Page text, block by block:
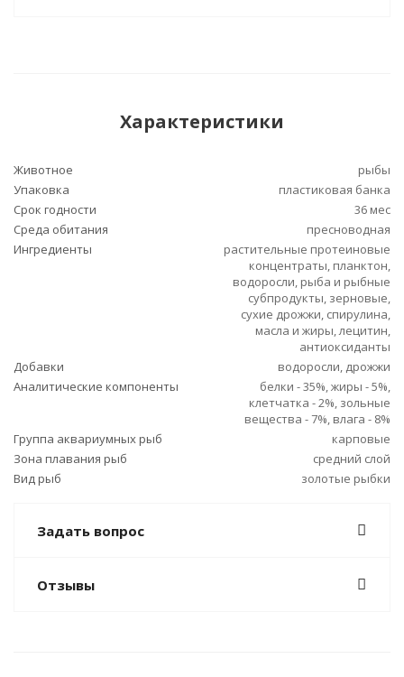
Характеристики
Животное
рыбы
Упаковка
пластиковая банка
Срок годности
36 мес
Среда обитания
пресноводная
Ингредиенты
растительные протеиновые
концентраты, планктон,
водоросли, рыба и рыбные
субпродукты, зерновые,
сухие дрожжи, спирулина,
масла и жиры, лецитин,
антиоксиданты
Добавки
водоросли, дрожжи
Аналитические компоненты
белки - 35%, жиры - 5%,
клетчатка - 2%, зольные
вещества - 7%, влага - 8%
Группа аквариумных рыб
карповые
Зона плавания рыб
средний слой
Вид рыб
золотые рыбки
Задать вопрос
Отзывы